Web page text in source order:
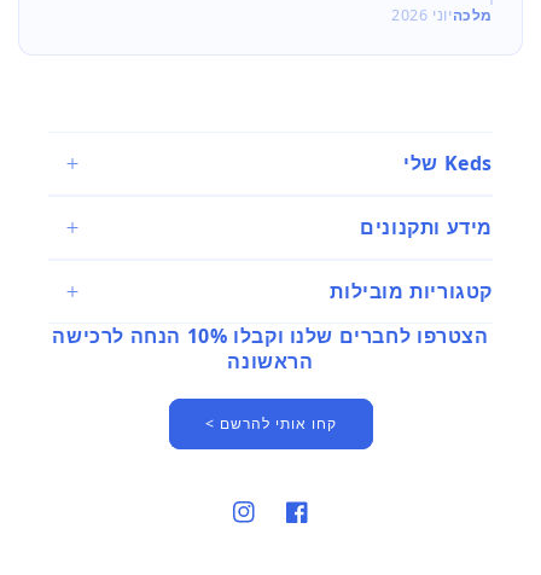
מלכהיוני 2026
Keds שלי
מידע ותקנונים
קטגוריות מובילות
הצטרפו לחברים שלנו וקבלו 10% הנחה לרכישה
הראשונה
קחו אותי להרשם >
פייסבוק אינסטגרם